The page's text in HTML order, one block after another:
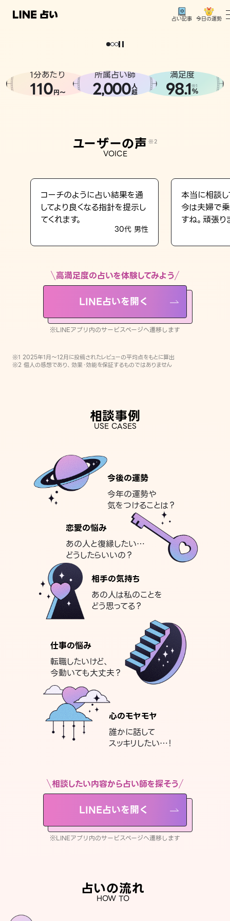
占い記事 今日の運勢
相談事例
LINE占いを開く
※LINEアプリ内のサービスページへ遷移します
どうせなら
。
1分あたり
110円〜
所属占い師
2,000人
超
満足度
98.1※1
%
ユーザーの声 ※2
VOICE
コーチのように占い結果を通
してより良くなる指針を提示し
てくれます。
30代 男性
本当に相談し
今は夫婦で
すね。頑張り
高満足度の占いを体験してみよう
LINE占いを開く
※LINEアプリ内のサービスページへ遷移します
※1 2025年1月〜12月に投稿されたレビューの平均点をもとに算出
※2 個人の感想であり、効果・効能を保証するものではありません
相談事例
USE CASES
今後の運勢
今年の運勢や
気をつけることは？
恋愛の悩み
あの人と復縁したい…
どうしたらいいの？
相手の気持ち
あの人は私のことを
どう思ってる？
仕事の悩み
転職したいけど、
今動いても大丈夫？
心のモヤモヤ
誰かに話して
スッキリしたい…！
相談したい内容から占い師を探そう
LINE占いを開く
※LINEアプリ内のサービスページへ遷移します
占いの流れ
HOW TO